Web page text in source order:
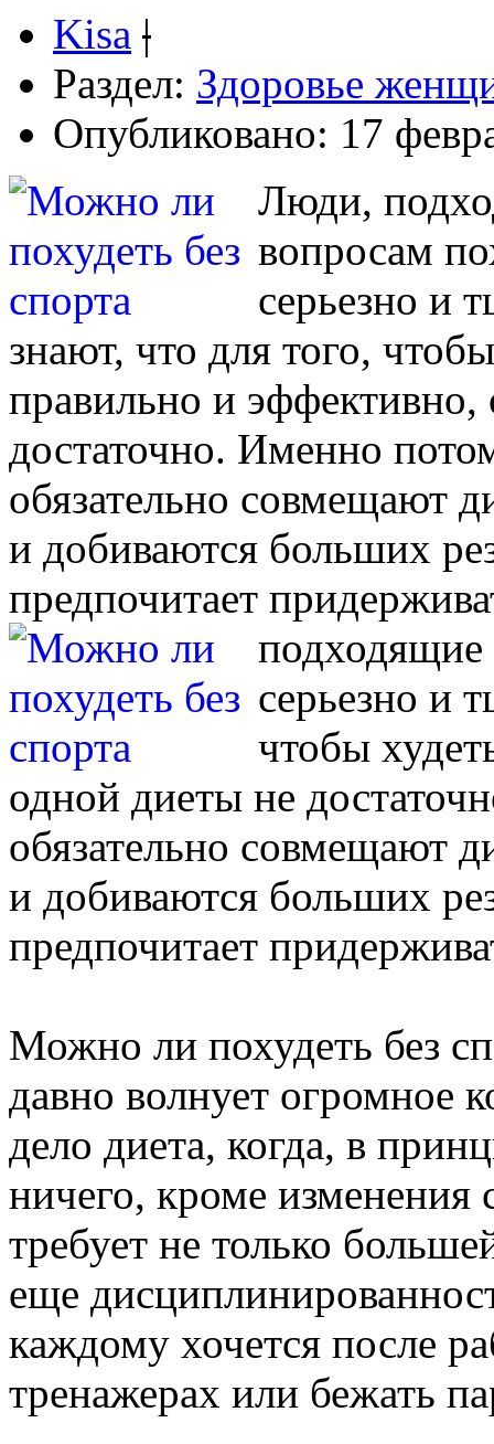
Kisa |
Раздел: Здоровье
Опубликовано: 17
Люди,
вопросам
серьезно и
знают, что для того,
правильно и
достаточно. Именно
обязательно совмещают
и добиваются больших
предпочитает
подходящие
серьезно и
чтобы
одной диеты не
обязательно совмещают
и добиваются больших
предпочитает
Можно ли похудеть без
давно волнует огромное
дело диета, когда, в
ничего, кроме изменения
требует не только
еще
каждому хочется после
тренажерах или бежать